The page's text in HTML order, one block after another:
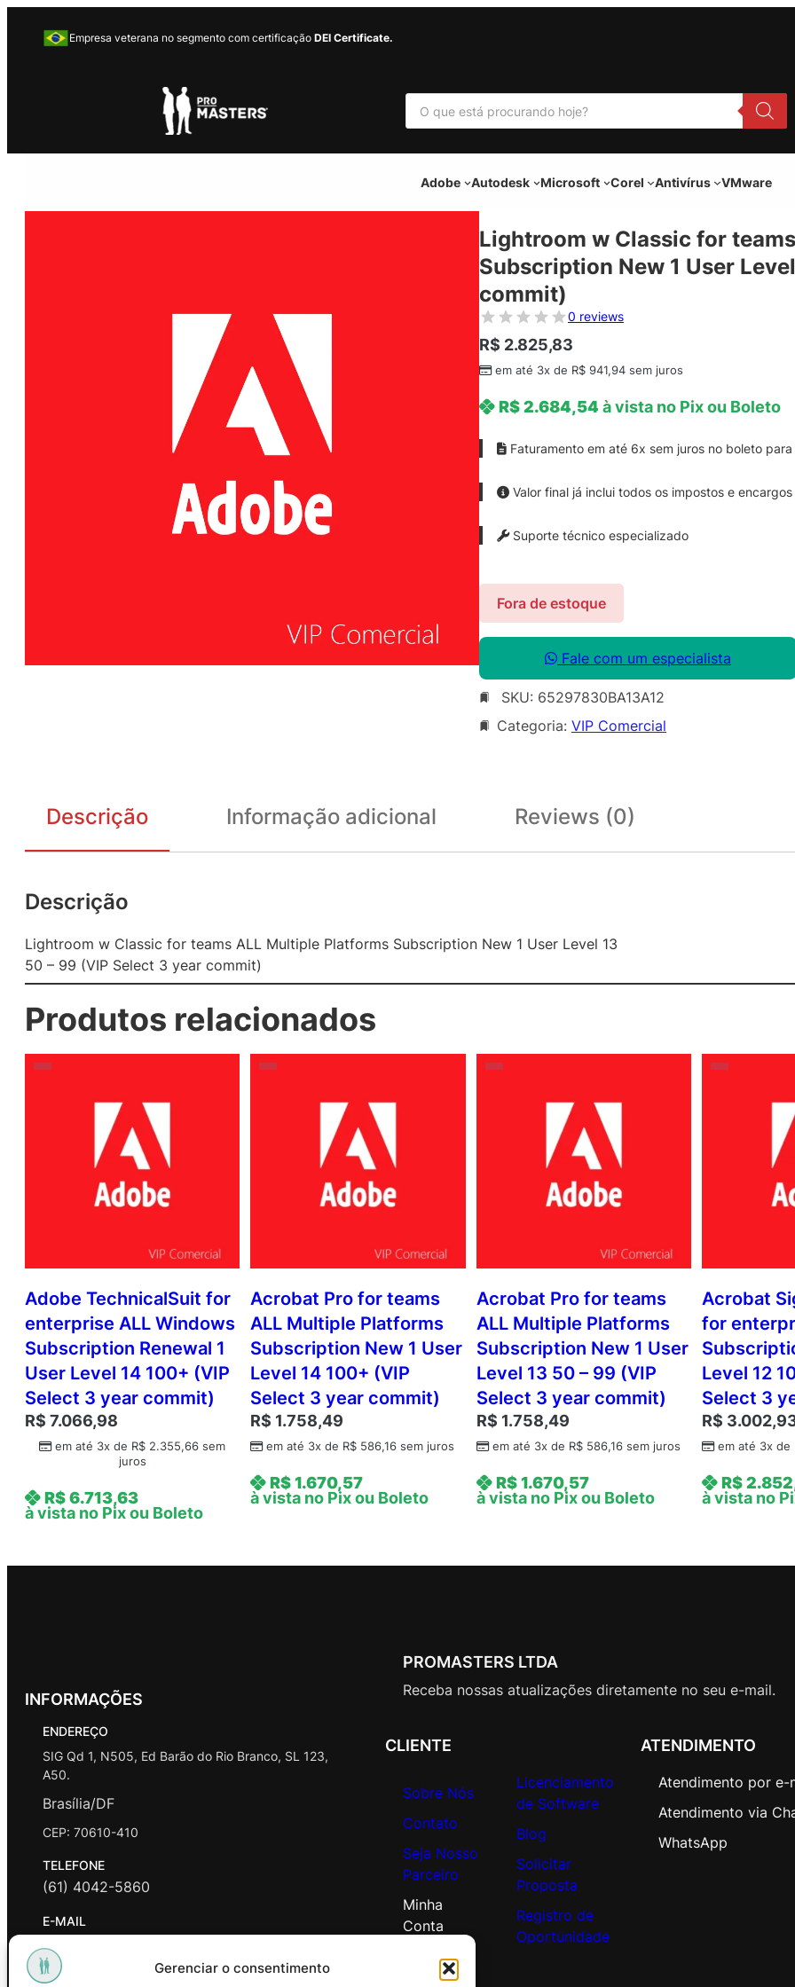
Gerenciar o consentimento
Empresa veterana no segmento com certificação DEI Certificate.
P
s
u
r
Adobe Autodesk Microsoft Corel Antivírus VMware
Lightroom w Classic for
Subscription New 1 User
commit)
0 reviews
R$ 2.825,83
em até 3x de R$ 941,94 sem juros
R$2.684,54 à vista no Pix ou Boleto
Faturamento em até 6x sem juros no boleto
Valor final já inclui todos os impostos e encargos
Suporte técnico especializado
Fora de estoque
Fale com um especialista
SKU: 65297830BA13A12
Categoria: VIP Comercial
Descrição Informação adicional Reviews (0)
Descrição
Lightroom w Classic for teams ALL Multiple Platforms Subscription New 1 User Level 13
50 – 99 (VIP Select 3 year commit)
Produtos relacionados
Adobe TechnicalSuit for
enterprise ALL Windows
Subscription Renewal 1
User Level 14 100+ (VIP
Select 3 year commit)
R$ 7.066,98
em até 3x de R$ 2.355,66 sem
juros
R$6.713,63
à vista no Pix ou Boleto
Acrobat Pro for teams
ALL Multiple Platforms
Subscription New 1 User
Level 14 100+ (VIP
Select 3 year commit)
R$ 1.758,49
em até 3x de R$ 586,16 sem juros
R$1.670,57
à vista no Pix ou Boleto
Acrobat Pro for teams
ALL Multiple Platforms
Subscription New 1 User
Level 13 50 – 99 (VIP
Select 3 year commit)
R$ 1.758,49
em até 3x de R$586,16sem juros
R$1.670,57
à vista no Pix ou Boleto
Acrobat
for
Level 12
Select 3
R$
em até 3x de
R$
à vista no
INFORMAÇÕES
ENDEREÇO
SIG Qd 1, N505, Ed Barão do Rio Branco, SL 123,
A50.
Brasília/DF
CEP: 70610-410
TELEFONE
(61) 4042-5860
E-MAIL
contato@promasters.net.br
HORÁRIO DE ATENDIMENTO
PROMASTERS LTDA
Receba nossas atualizações diretamente no seu e-mail.
CLIENTE
Sobre Nós
Contato
Seja Nosso
Parceiro
Minha
Conta
Licenciamento
de Software
Blog
Solicitar
Proposta
Registro de
Oportunidade
ATENDIMENTO
Atendimento por e-
Atendimento via
WhatsApp